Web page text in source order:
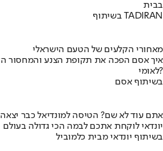
בבית
בשיתוף TADIRAN
מאחורי הקלעים של הטעם הישראלי
לאומי?
בשיתוף אסם
אתם עוד לא שם? הטיסה למונדיאל כבר יצאה
יונדאי לוקחת אתכם לבמה הכי גדולה בעולם
בשיתוף יונדאי מבית כלמוביל